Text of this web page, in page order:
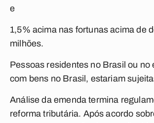
e
1,5% acima nas fortunas acima de
milhões.
Pessoas residentes no Brasil ou no
com bens no Brasil, estariam
Análise da emenda termina
reforma tributária. Após acordo